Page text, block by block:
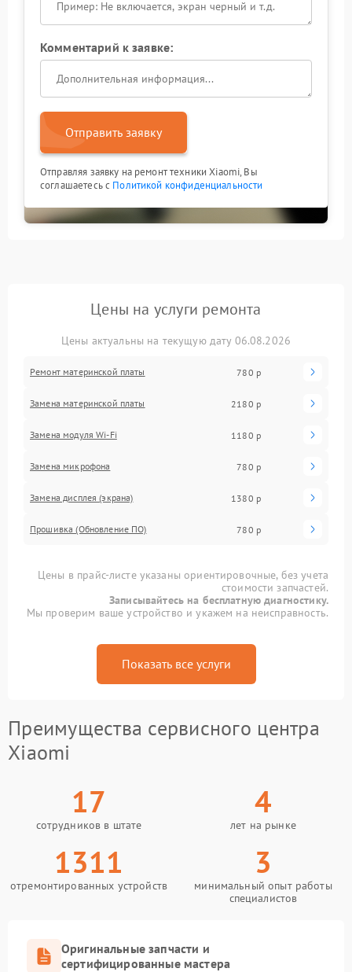
Комментарий к заявке:
Отправить заявку
Отправляя заявку на ремонт техники Xiaomi, Вы
соглашаетесь с Политикой конфиденциальности
Цены на услуги ремонта
Цены актуальны на текущую дату 06.08.2026
Ремонт материнской платы 780 р
Замена материнской платы 2180 р
Замена модуля Wi-Fi 1180 р
Замена микрофона 780 р
Замена дисплея (экрана) 1380 р
Прошивка (Обновление ПО) 780 р
Цены в прайс-листе указаны ориентировочные, без учета
стоимости запчастей.
Записывайтесь на бесплатную диагностику.
Мы проверим ваше устройство и укажем на неисправность.
Показать все услуги
Преимущества сервисного центра
Xiaomi
17
сотрудников в штате
4
лет на рынке
1311
отремонтированных устройств
3
минимальный опыт работы
специалистов
Оригинальные запчасти и
сертифицированные мастера